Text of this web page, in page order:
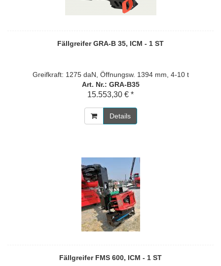
Fällgreifer GRA-B 35, ICM - 1 ST
Greifkraft: 1275 daN, Öffnungsw. 1394 mm, 4-10 t
Art. Nr.: GRA-B35
15.553,30 € *
Details
Fällgreifer FMS 600, ICM - 1 ST